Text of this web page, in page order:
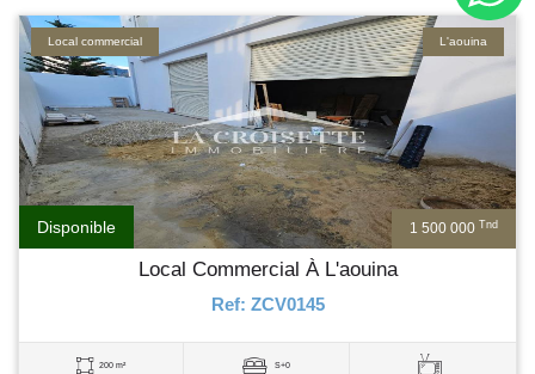
1 500 000 Tnd
Disponible
L'aouina
Local commercial
Local Commercial À L'aouina
Ref: ZCV0145
200 m² S+0